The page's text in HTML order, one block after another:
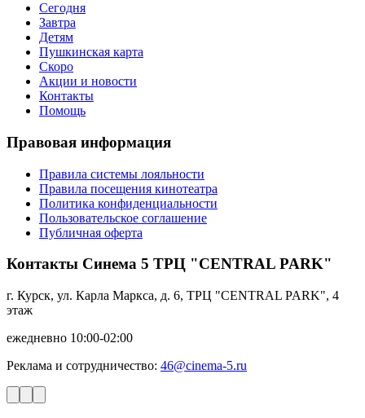
Сегодня
Завтра
Детям
Пушкинская карта
Скоро
Акции и новости
Контакты
Помощь
Правовая информация
Правила системы лояльности
Правила посещения кинотеатра
Политика конфиденциальности
Пользовательское соглашение
Публичная оферта
Контакты Синема 5 ТРЦ "CENTRAL PARK"
г. Курск, ул. Карла Маркса, д. 6, ТРЦ "CENTRAL PARK", 4
этаж
ежедневно 10:00-02:00
Реклама и сотрудничество: 46@cinema-5.ru